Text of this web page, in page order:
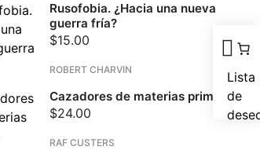
Lista
de
Rusofobia. ¿Hacia una nueva
guerra fría?
$15.00
ROBERT CHARVIN
Cazadores de materias primas
$24.00
RAF CUSTERS